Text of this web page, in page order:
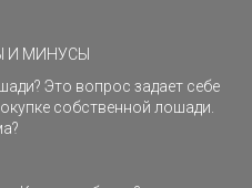
И МИНУСЫ
Это вопрос задает себе
собственной лошади.